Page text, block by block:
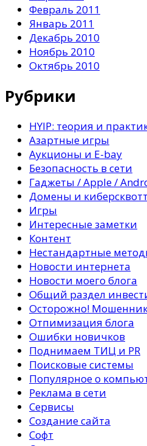
Февраль 2011
Январь 2011
Декабрь 2010
Ноябрь 2010
Октябрь 2010
Рубрики
HYIP: теория и
Азартные игры
Аукционы и E-bay
Безопасность в сети
Гаджеты / Apple /
Домены и
Игры
Интересные заметки
Контент
Нестандартные
Новости интернета
Новости моего блога
Общий раздел
Осторожно!
Отпимизация блога
Ошибки новичков
Поднимаем ТИЦ и PR
Поисковые системы
Популярное о
Реклама в сети
Сервисы
Создание сайта
Софт